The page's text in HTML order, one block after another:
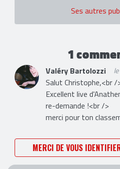
Ses autres
1
Valéry Bartolozzi
Salut Christophe,<br /
Excellent live
re-demande !<br />
merci pour ton
MERCI DE VOUS